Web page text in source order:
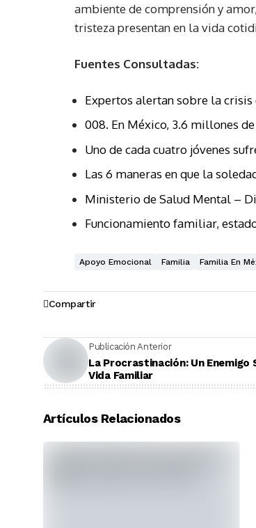
ambiente de comprensión y
tristeza presentan en la vida
Fuentes Consultadas:
Expertos alertan sobre la
008. En México, 3.6 millones
Uno de cada cuatro jóvenes
Las 6 maneras en que la
Ministerio de Salud Mental –
Funcionamiento familiar,
Apoyo Emocional Familia Familia En
Compartir
Publicación Anterior
La Procrastinación: Un Enemigo
Vida Familiar
Artículos Relacionados